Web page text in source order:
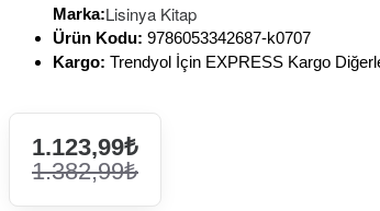
Marka:Lisinya Kitap
Ürün Kodu: 9786053342687-k0707
Kargo: Trendyol İçin EXPRESS Kargo
1.123,99₺
1.382,99₺